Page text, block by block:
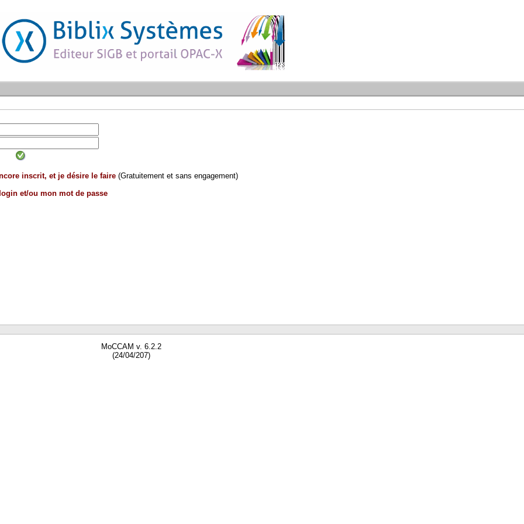
inscrit, et je désire le faire (Gratuitement et sans engagement)
et/ou mon mot de passe
MoCCAM v. 6.2.2
(24/04/207)